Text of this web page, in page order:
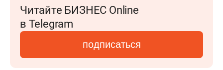
Читайте БИЗНЕС Online
в Telegram
подписаться